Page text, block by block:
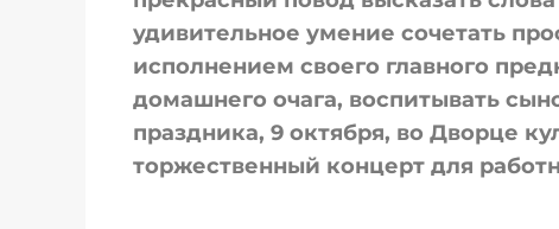
удивительное умение сочетать
исполнением своего главного
домашнего очага, воспитывать
праздника, 9 октября, во Дворце
торжественный концерт для